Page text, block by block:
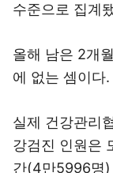
수준으로 집계
올해 남은 2개
에 없는 셈이다.
실제 건강관리
강검진 인원은
간(4만5996명)